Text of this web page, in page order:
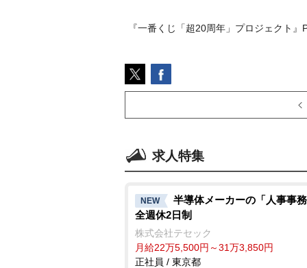
『一番くじ「超20周年」プロジェクト
求人特集
NEW
半導体メーカーの「人事事
全週休2日制
株式会社テセック
月給22万5,500円～31万3,850円
正社員 / 東京都